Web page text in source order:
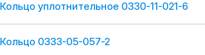
Кольцо уплотнительное 0330-11-021-6
Кольцо 0333-05-057-2